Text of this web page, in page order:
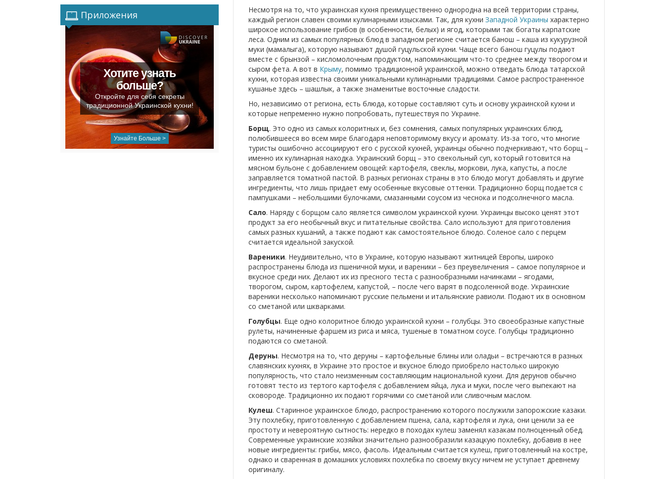
Приложения
Хотите узнать
больше?
Откройте для себя секреты
традиционной Украинской кухни!
Узнайте Больше >
Несмотря на то, что украинская кухня преимущественно однородна на всей территории страны,
каждый регион славен своими кулинарными изысками. Так, для кухни Западной Украины характерно
широкое использование грибов (в особенности, белых) и ягод, которыми так богаты карпатские
леса. Одним из самых популярных блюд в западном регионе считается банош – каша из кукурузной
муки (мамалыга), которую называют душой гуцульской кухни. Чаще всего банош гуцулы подают
вместе с брынзой – кисломолочным продуктом, напоминающим что-то среднее между творогом и
сыром фета. А вот в Крыму, помимо традиционной украинской, можно отведать блюда татарской
кухни, которая известна своими уникальными кулинарными традициями. Самое распространенное
кушанье здесь – шашлык, а также знаменитые восточные сладости.
Но, независимо от региона, есть блюда, которые составляют суть и основу украинской кухни и
которые непременно нужно попробовать, путешествуя по Украине.
Борщ. Это одно из самых колоритных и, без сомнения, самых популярных украинских блюд,
полюбившееся во всем мире благодаря неповторимому вкусу и аромату. Из-за того, что многие
туристы ошибочно ассоциируют его с русской кухней, украинцы обычно подчеркивают, что борщ –
именно их кулинарная находка. Украинский борщ – это свекольный суп, который готовится на
мясном бульоне с добавлением овощей: картофеля, свеклы, моркови, лука, капусты, а после
заправляется томатной пастой. В разных регионах страны в это блюдо могут добавлять и другие
ингредиенты, что лишь придает ему особенные вкусовые оттенки. Традиционно борщ подается с
пампушками – небольшими булочками, смазанными соусом из чеснока и подсолнечного масла.
Сало. Наряду с борщом сало является символом украинской кухни. Украинцы высоко ценят этот
продукт за его необычный вкус и питательные свойства. Сало используют для приготовления
самых разных кушаний, а также подают как самостоятельное блюдо. Соленое сало с перцем
считается идеальной закуской.
Вареники. Неудивительно, что в Украине, которую называют житницей Европы, широко
распространены блюда из пшеничной муки, и вареники – без преувеличения – самое популярное и
вкусное среди них. Делают их из пресного теста с разнообразными начинками – ягодами,
творогом, сыром, картофелем, капустой, – после чего варят в подсоленной воде. Украинские
вареники несколько напоминают русские пельмени и итальянские равиоли. Подают их в основном
со сметаной или шкварками.
Голубцы. Еще одно колоритное блюдо украинской кухни – голубцы. Это своеобразные капустные
рулеты, начиненные фаршем из риса и мяса, тушеные в томатном соусе. Голубцы традиционно
подаются со сметаной.
Деруны. Несмотря на то, что деруны – картофельные блины или оладьи – встречаются в разных
славянских кухнях, в Украине это простое и вкусное блюдо приобрело настолько широкую
популярность, что стало неизменным составляющим национальной кухни. Для дерунов обычно
готовят тесто из тертого картофеля с добавлением яйца, лука и муки, после чего выпекают на
сковороде. Традиционно их подают горячими со сметаной или сливочным маслом.
Кулеш. Старинное украинское блюдо, распространению которого послужили запорожские казаки.
Эту похлебку, приготовленную с добавлением пшена, сала, картофеля и лука, они ценили за ее
простоту и невероятную сытность: нередко в походах кулеш заменял казакам полноценный обед.
Современные украинские хозяйки значительно разнообразили казацкую похлебку, добавив в нее
новые ингредиенты: грибы, мясо, фасоль. Идеальным считается кулеш, приготовленный на костре,
однако и сваренная в домашних условиях похлебка по своему вкусу ничем не уступает древнему
оригиналу.